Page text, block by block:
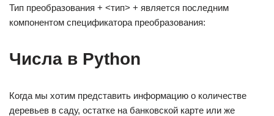
Тип преобразования + <тип> + является последним
компонентом спецификатора преобразования:
Числа в Python
Когда мы хотим представить информацию о количестве
деревьев в саду, остатке на банковской карте или же